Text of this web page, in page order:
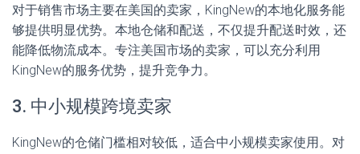
对于销售市场主要在美国的卖家，KingNew的本地化服务能
够提供明显优势。本地仓储和配送，不仅提升配送时效，还
能降低物流成本。专注美国市场的卖家，可以充分利用
KingNew的服务优势，提升竞争力。
3. 中小规模跨境卖家
KingNew的仓储门槛相对较低，适合中小规模卖家使用。对